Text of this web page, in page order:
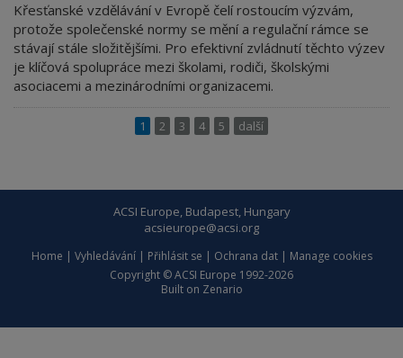
Křesťanské vzdělávání v Evropě čelí rostoucím výzvám,
protože společenské normy se mění a regulační rámce se
stávají stále složitějšími. Pro efektivní zvládnutí těchto výzev
je klíčová spolupráce mezi školami, rodiči, školskými
asociacemi a mezinárodními organizacemi.
1 2 3 4 5 další
ACSI Europe, Budapest, Hungary
acsieurope@acsi.org
Home | Vyhledávání | Přihlásit se | Ochrana dat | Manage cookies
Copyright © ACSI Europe 1992-2026
Built on Zenario